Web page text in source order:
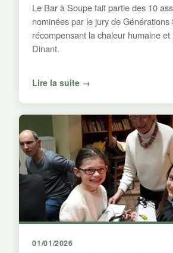
Le Bar à Soupe fait partie des 10
nominées par le jury de Générations
récompensant la chaleur humaine
Dinant.
Lire la suite →
01/01/2026